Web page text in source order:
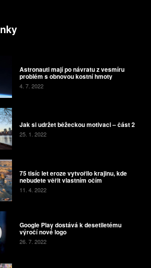
Astronauti mají po návratu z vesmíru
problém s obnovou kostní hmoty
4. 7. 2022
Jak si udržet běžeckou motivaci – část 2
25. 1. 2022
75 tisíc let eroze vytvořilo krajinu, kde
nebudete věřit vlastním očím
11. 4. 2022
Google Play dostává k desetiletému
výročí nové logo
26. 7. 2022